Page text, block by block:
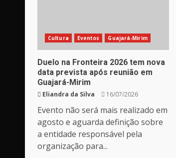
Cultura Eventos Guajará-Mirim
Duelo na Fronteira 2026 tem nova
data prevista após reunião em
Guajará-Mirim
Eliandra da Silva 16/07/2026
Evento não será mais realizado em
agosto e aguarda definição sobre
a entidade responsável pela
organização para...